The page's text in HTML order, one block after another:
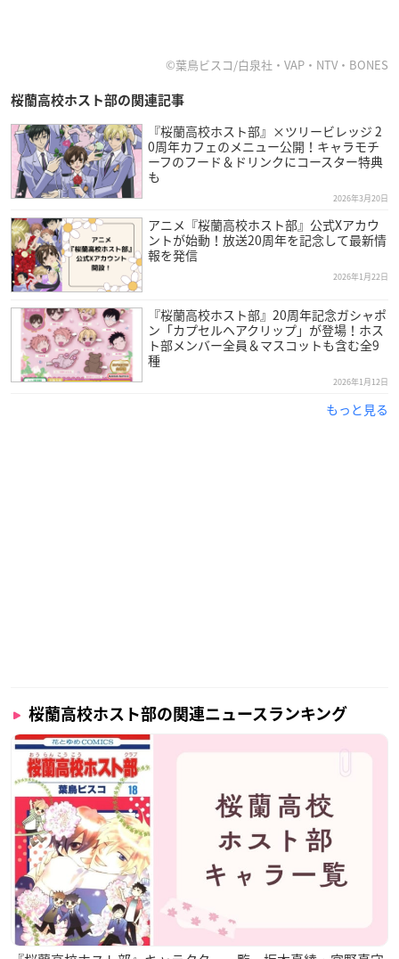
©葉鳥ビスコ/白泉社・VAP・NTV・BONES
桜蘭高校ホスト部の関連記事
『桜蘭高校ホスト部』×ツリービレッジ 2
0周年カフェのメニュー公開！キャラモチ
ーフのフード＆ドリンクにコースター特典
も
2026年3月20日
アニメ『桜蘭高校ホスト部』公式Xアカウ
ントが始動！放送20周年を記念して最新情
報を発信
2026年1月22日
『桜蘭高校ホスト部』20周年記念ガシャポ
ン「カプセルヘアクリップ」が登場！ホス
ト部メンバー全員＆マスコットも含む全9
種
2026年1月12日
もっと見る
桜蘭高校ホスト部の関連ニュースランキング